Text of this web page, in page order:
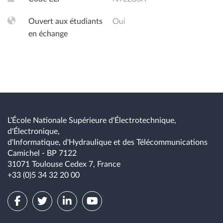
fonctionnement dans le plan couple vitesse ;
Principales architectures de conversion de puissance
des chaines asynchrones et synchrones respectivement
Ouvert aux étudiants
en échange
Oui
L’École Nationale Supérieure d'Électrotechnique,
d'Électronique,
d'Informatique, d'Hydraulique et des Télécommunications
Camichel - BP 7122
31071 Toulouse Cedex 7, France
+33 (0)5 34 32 20 00